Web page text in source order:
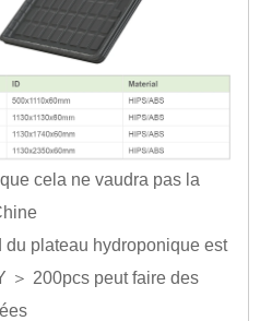
cela ne vaudra pas la
du plateau hydroponique est
＞ 200pcs peut faire des